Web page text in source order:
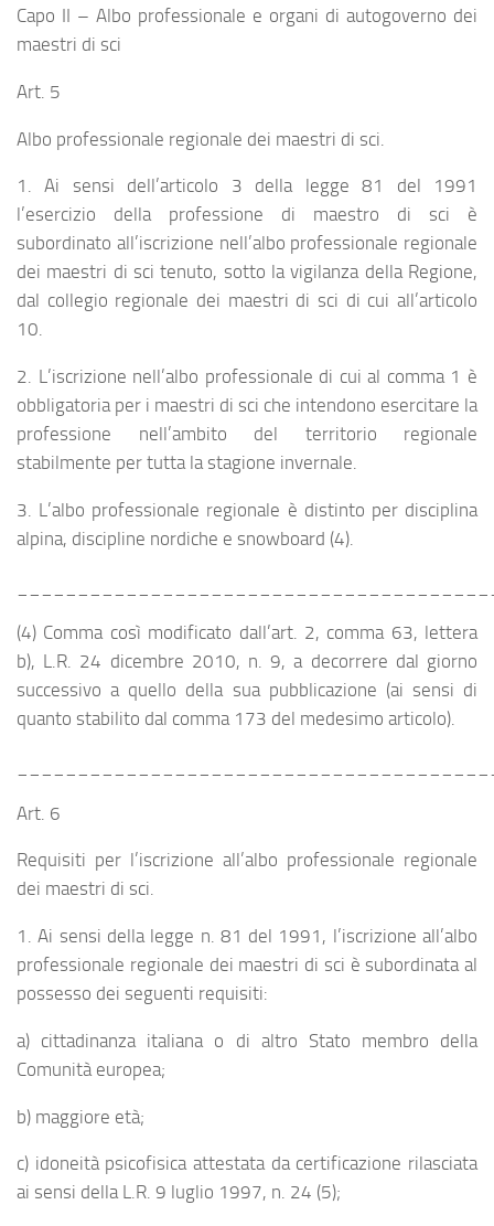
Capo II – Albo professionale e organi di autogoverno dei
maestri di sci
Art. 5
Albo professionale regionale dei maestri di sci.
1. Ai sensi dell’articolo 3 della legge 81 del 1991
l’esercizio della professione di maestro di sci è
subordinato all’iscrizione nell’albo professionale regionale
dei maestri di sci tenuto, sotto la vigilanza della Regione,
dal collegio regionale dei maestri di sci di cui all’articolo
10.
2. L’iscrizione nell’albo professionale di cui al comma 1 è
obbligatoria per i maestri di sci che intendono esercitare la
professione nell’ambito del territorio regionale
stabilmente per tutta la stagione invernale.
3. L’albo professionale regionale è distinto per disciplina
alpina, discipline nordiche e snowboard (4).
(4) Comma così modificato dall’art. 2, comma 63, lettera
b), L.R. 24 dicembre 2010, n. 9, a decorrere dal giorno
successivo a quello della sua pubblicazione (ai sensi di
quanto stabilito dal comma 173 del medesimo articolo).
Art. 6
Requisiti per l’iscrizione all’albo professionale regionale
dei maestri di sci.
1. Ai sensi della legge n. 81 del 1991, l’iscrizione all’albo
professionale regionale dei maestri di sci è subordinata al
possesso dei seguenti requisiti:
a) cittadinanza italiana o di altro Stato membro della
Comunità europea;
b) maggiore età;
c) idoneità psicofisica attestata da certificazione rilasciata
ai sensi della L.R. 9 luglio 1997, n. 24 (5);